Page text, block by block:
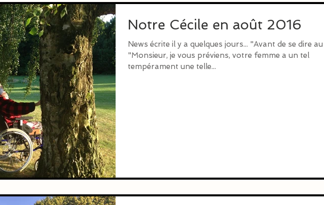
Notre Cécile en août 2016
News écrite il y a quelques jours... "Avant de se dire
"Monsieur, je vous préviens, votre femme a un tel
tempérament une telle...